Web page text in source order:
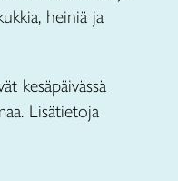
heiniä ja
kesäpäivässä
Lisätietoja